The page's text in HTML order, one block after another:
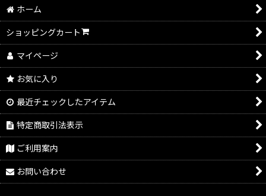
ホーム
ショッピングカート
マイページ
お気に入り
最近チェックしたアイテム
特定商取引法表示
ご利用案内
お問い合わせ